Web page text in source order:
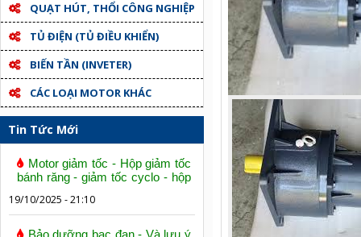
QUẠT HÚT, THỔI CÔNG NGHIỆP
TỦ ĐIỆN (TỦ ĐIỀU KHIỂN)
BIẾN TẦN (INVETER)
CÁC LOẠI MOTOR KHÁC
Tin Tức Mới
Motor giảm tốc - Hộp giảm tốc
bánh răng - giảm tốc cyclo - hộp
19/10/2025 - 21:10
Bảo dưỡng bạc đạn - Và lưu ý